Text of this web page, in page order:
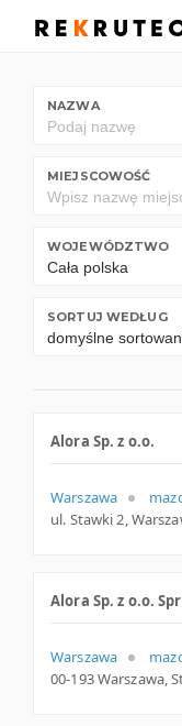
NAZWA
MIEJSCOWOŚĆ
WOJEWÓDZTWO
SORTUJ WEDŁUG
Alora Sp. z o.o.
Warszawa
ul. Stawki 2,
Alora Sp. z o.o.
Warszawa